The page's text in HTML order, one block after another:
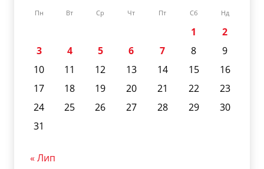
Пн Вт Ср Чт Пт Сб Нд
1
2
3
4 5 6 7 8
9
10
11 12 13 14 15
16
17
18 19 20 21 22
23
24
25 26 27 28 29
30
31
« Лип